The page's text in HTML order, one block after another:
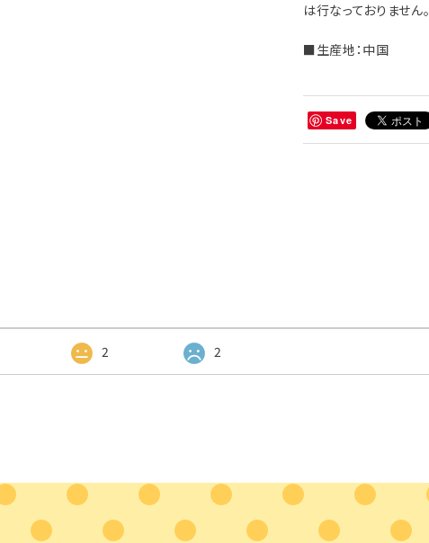
は行なっておりません。
■生産地：中国
Save
2 2